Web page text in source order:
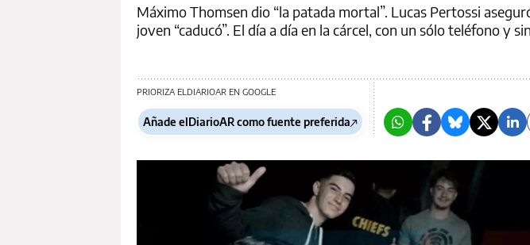
Máximo Thomsen dio “la patada mortal”. Lucas Pertossi
joven “caducó”. El día a día en la cárcel, con un sólo teléfono y
PRIORIZA ELDIARIOAR EN GOOGLE
Añade elDiarioAR como fuente preferida